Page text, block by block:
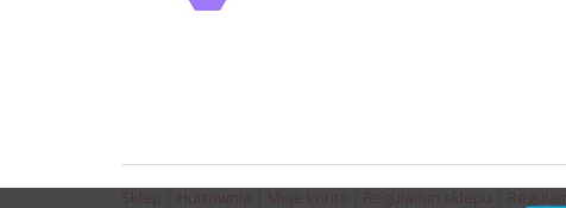
Sklep Hurtownia Moje konto Regulamin sklepu